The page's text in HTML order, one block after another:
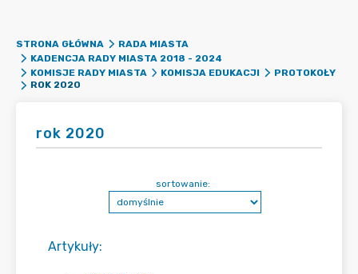
STRONA GŁÓWNA
RADA MIASTA
KADENCJA RADY MIASTA 2018 - 2024
KOMISJE RADY MIASTA
KOMISJA EDUKACJI
PROTOKOŁY
ROK 2020
rok 2020
Artykuły:
sortowanie: